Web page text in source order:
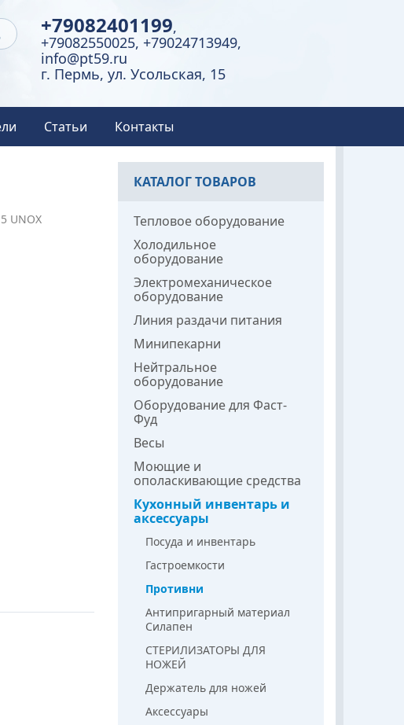
+79082401199,
+79082550025, +79024713949,
info@pt59.ru
г. Пермь, ул. Усольская, 15
Статьи Контакты
UNOX
КАТАЛОГ ТОВАРОВ
Тепловое оборудование
Холодильное
оборудование
Электромеханическое
оборудование
Линия раздачи питания
Минипекарни
Нейтральное
оборудование
Оборудование для Фаст-
Фуд
Весы
Моющие и
ополаскивающие средства
Кухонный инвентарь и
аксессуары
Посуда и инвентарь
Гастроемкости
Противни
Антипригарный материал
Силапен
СТЕРИЛИЗАТОРЫ ДЛЯ
НОЖЕЙ
Держатель для ножей
Аксессуары